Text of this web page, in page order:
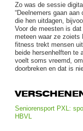
Zo was de sessie
“Deelnemers gaan
die hen uitdagen,
Voor de meesten is
meteen waar ze zoiets
fitness trekt mensen
beide hersenhelften te
voelt soms vreemd,
doorbreken en dat is
Seniorensport PXL:
HBVL